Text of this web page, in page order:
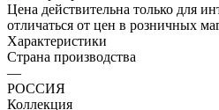
Цена действительна только для
отличаться от цен в розничных
Характеристики
Страна производства
—
РОССИЯ
Коллекция